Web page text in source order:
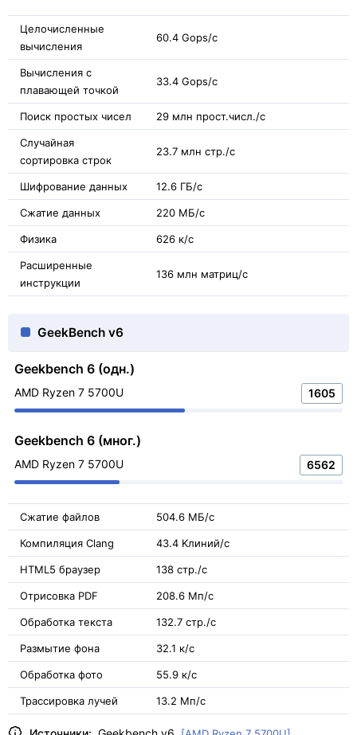
Целочисленные
вычисления
60.4 Gops/с
Вычисления с
плавающей точкой
33.4 Gops/с
Поиск простых чисел 29 млн прост.числ./с
Случайная
сортировка строк
23.7 млн стр./с
Шифрование данных 12.6 ГБ/с
Сжатие данных 220 МБ/с
Физика 626 к/с
Расширенные
инструкции
136 млн матриц/с
GeekBench v6
Geekbench 6 (одн.)
AMD Ryzen 7 5700U 1605
Geekbench 6 (мног.)
AMD Ryzen 7 5700U 6562
Сжатие файлов 504.6 МБ/с
Компиляция Clang 43.4 Kлиний/с
HTML5 браузер 138 стр./с
Отрисовка PDF 208.6 Мп/с
Обработка текста 132.7 стр./с
Размытие фона 32.1 к/с
Обработка фото 55.9 к/с
Трассировка лучей 13.2 Мп/с